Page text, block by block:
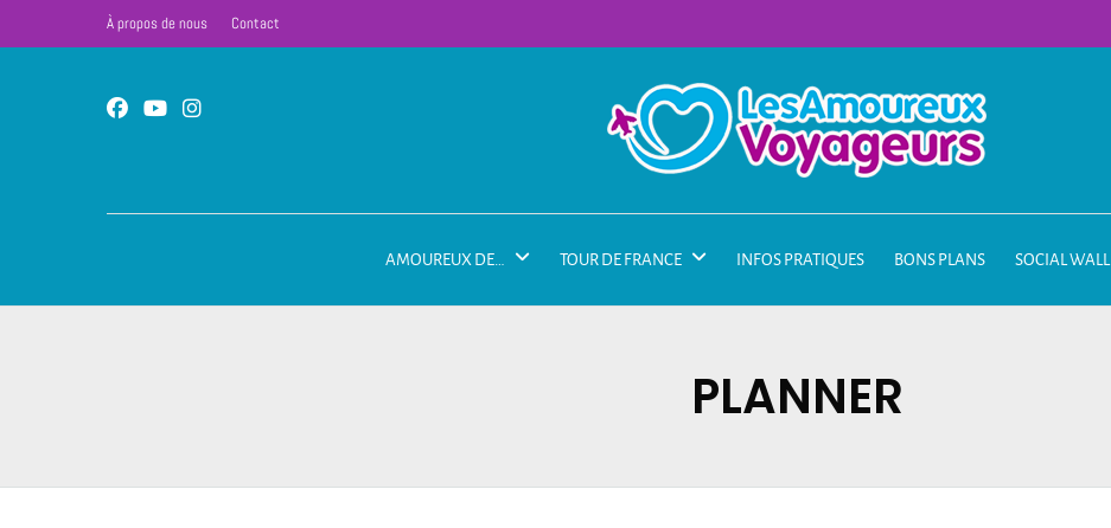
À propos de nous Contact
AMOUREUX DE… TOUR DE FRANCE INFOS PRATIQUES BONS PLANS SOCIAL WALL
PLANNER